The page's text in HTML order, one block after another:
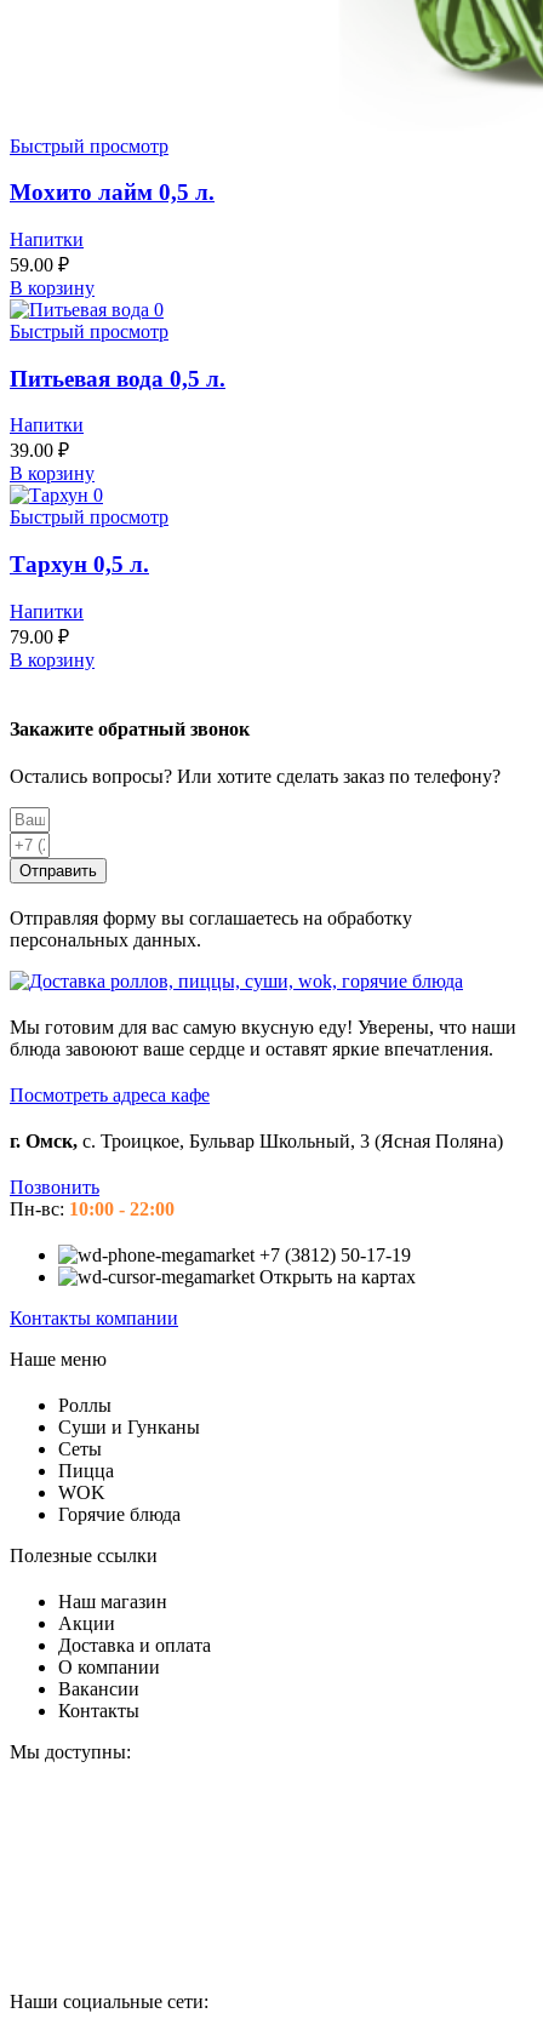
Быстрый просмотр
Мохито лайм 0,5 л.
Напитки
59.00 ₽
В корзину
Быстрый просмотр
Питьевая вода 0,5 л.
Напитки
39.00 ₽
В корзину
Быстрый просмотр
Тархун 0,5 л.
Напитки
79.00 ₽
В корзину
Закажите обратный звонок
Остались вопросы? Или хотите сделать заказ по телефону?
Отправить
Отправляя форму вы соглашаетесь на обработку
персональных данных.
Мы готовим для вас самую вкусную еду! Уверены, что наши
блюда завоюют ваше сердце и оставят яркие впечатления.
Посмотреть адреса кафе
г. Омск, с. Троицкое, Бульвар Школьный, 3 (Ясная Поляна)
Позвонить
Пн-вс: 10:00 - 22:00
+7 (3812) 50-17-19
Открыть на картах
Контакты компании
Наше меню
Роллы
Суши и Гунканы
Сеты
Пицца
WOK
Горячие блюда
Полезные ссылки
Наш магазин
Акции
Доставка и оплата
О компании
Вакансии
Контакты
Мы доступны:
Наши социальные сети: